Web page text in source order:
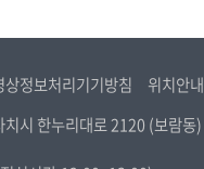
상정보처리기기방침
위치안내
시 한누리대로 2120 (보람동)